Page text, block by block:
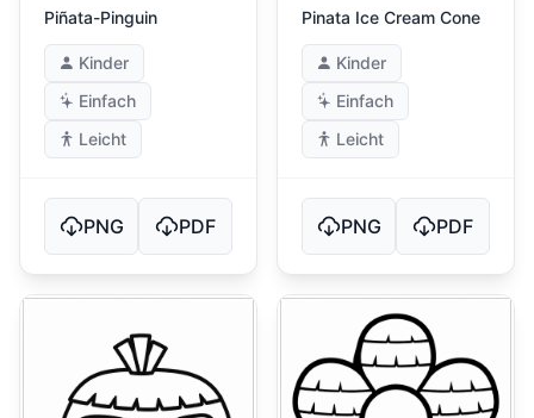
Piñata-Pinguin
Kinder
Einfach
Leicht
PNG PDF
Pinata Ice Cream Cone
Kinder
Einfach
Leicht
PNG PDF